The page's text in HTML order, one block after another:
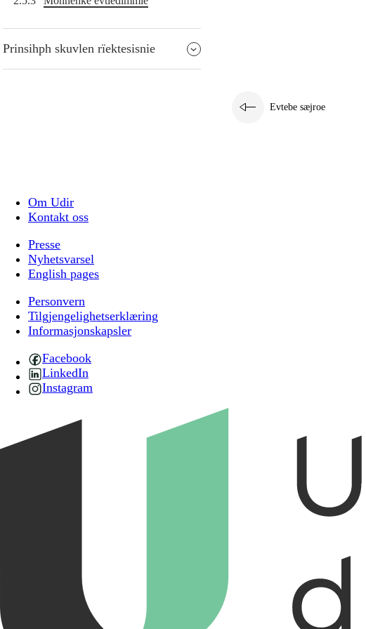
Prinsihph skuvlen rïektesisnie
Evtebe sæjroe
Om Udir
Kontakt oss
Presse
Nyhetsvarsel
English pages
Personvern
Tilgjengelighetserklæring
Informasjonskapsler
Facebook
LinkedIn
Instagram